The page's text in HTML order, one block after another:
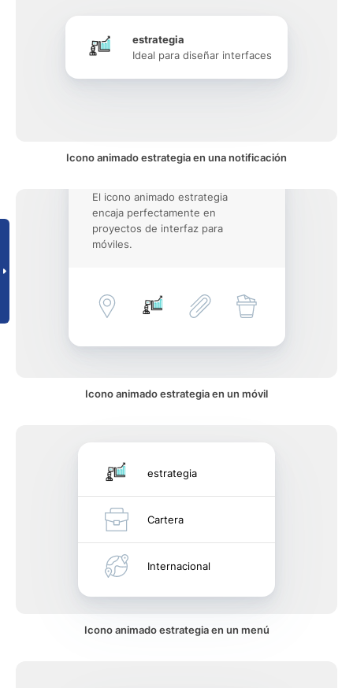
estrategia
Ideal para diseñar interfaces
Icono animado estrategia en una notificación
El icono animado estrategia
encaja perfectamente en
proyectos de interfaz para
móviles.
Icono animado estrategia en un móvil
estrategia
Cartera
Internacional
Icono animado estrategia en un menú